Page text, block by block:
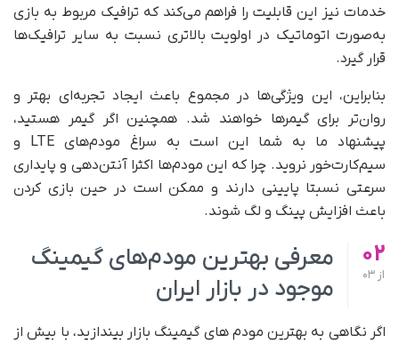
خدمات نیز این قابلیت را فراهم می‌کند که ترافیک مربوط به بازی
به‌صورت اتوماتیک در اولویت بالاتری نسبت به سایر ترافیک‌ها
قرار گیرد.
بنابراین، این ویژگی‌ها در مجموع باعث ایجاد تجربه‌ای بهتر و
روان‌تر برای گیمرها خواهند شد. همچنین اگر گیمر هستید،
پیشنهاد ما به شما این است به سراغ مودم‌های LTE و
سیم‌کارت‌خور نروید. چرا که این مودم‌ها اکثرا آنتن‌دهی و پایداری
سرعتی نسبتا پایینی دارند و ممکن است در حین بازی کردن
باعث افزایش پینگ و لگ شوند.
02
از
معرفی بهترین مودم‌های گیمینگ
موجود در بازار ایران
اگر نگاهی به بهترین مودم های گیمینگ بازار بیندازید، با بیش از